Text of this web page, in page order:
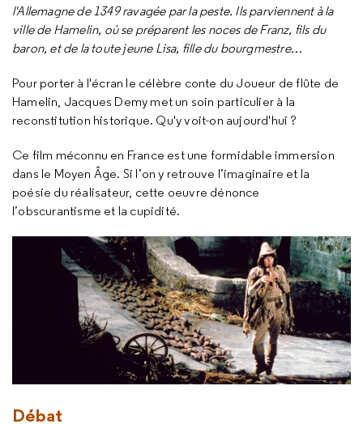
l'Allemagne de 1349 ravagée par la peste. Ils parviennent à la
ville de Hamelin, où se préparent les noces de Franz, fils du
baron, et de la toute jeune Lisa, fille du bourgmestre…
Pour porter à l'écran le célèbre conte du Joueur de flûte de
Hamelin, Jacques Demy met un soin particulier à la
reconstitution historique. Qu'y voit-on aujourd'hui ?
Ce film méconnu en France est une formidable immersion
dans le Moyen Âge. Si l’on y retrouve l’imaginaire et la
poésie du réalisateur, cette oeuvre dénonce
l’obscurantisme et la cupidité.
Débat